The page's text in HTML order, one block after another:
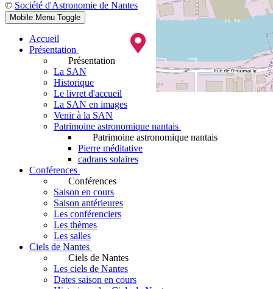
© Société d'Astronomie de Nantes
Mobile Menu Toggle
Accueil
Présentation
Présentation
La SAN
Historique
Le livret d'accueil
La SAN en images
Venir à la SAN
Patrimoine astronomique nantais
Patrimoine astronomique nantais
Pierre méditative
cadrans solaires
Conférences
Conférences
Saison en cours
Saison antérieures
Les conférenciers
Les thèmes
Les salles
Ciels de Nantes
Ciels de Nantes
Les ciels de Nantes
Dates saison en cours